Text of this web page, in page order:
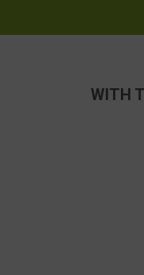
WITH